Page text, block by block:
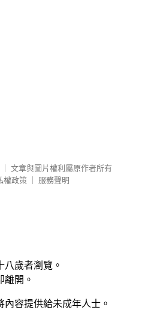
文章與圖片權利屬原作者所有
權政策
服務聲明
八歲者瀏覽。
離開。
容提供給未成年人士。